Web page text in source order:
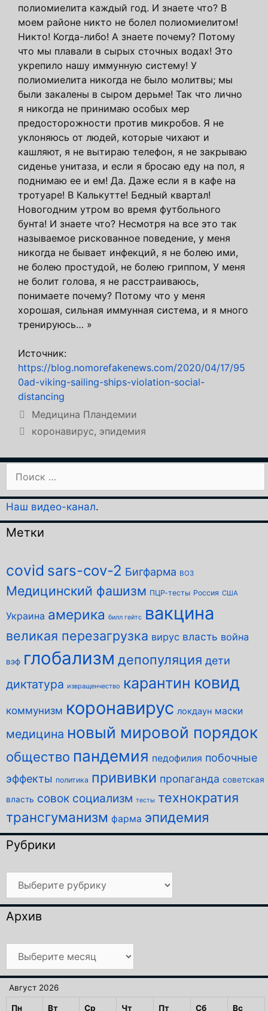
полиомиелита каждый год. И знаете что? В
моем районе никто не болел полиомиелитом!
Никто! Когда-либо! А знаете почему? Потому
что мы плавали в сырых сточных водах! Это
укрепило нашу иммунную систему! У
полиомиелита никогда не было молитвы; мы
были закалены в сыром дерьме! Так что лично
я никогда не принимаю особых мер
предосторожности против микробов. Я не
уклоняюсь от людей, которые чихают и
кашляют, я не вытираю телефон, я не закрываю
сиденье унитаза, и если я бросаю еду на пол, я
поднимаю ее и ем! Да. Даже если я в кафе на
тротуаре! В Калькутте! Бедный квартал!
Новогодним утром во время футбольного
бунта! И знаете что? Несмотря на все это так
называемое рискованное поведение, у меня
никогда не бывает инфекций, я не болею ими,
не болею простудой, не болею гриппом, У меня
не болит голова, я не расстраиваюсь,
понимаете почему? Потому что у меня
хорошая, сильная иммунная система, и я много
тренируюсь… »
Источник:
https://blog.nomorefakenews.com/2020/04/17/95
0ad-viking-sailing-ships-violation-social-
distancing
Рубрики
Медицина Пландемии
Метки
коронавирус, эпидемия
Наш видео-канал.
Метки
covid sars-cov-2 Бигфарма ВОЗ
Медицинский фашизм ПЦР-тесты Россия США
Украина америка билл гейтс вакцина
великая перезагрузка вирус власть война
вэф глобализм депопуляция дети
диктатура извращенчество карантин ковид
коммунизм коронавирус локдаун маски
медицина новый мировой порядок
общество пандемия педофилия побочные
эффекты политика прививки пропаганда советская
власть совок социализм тесты технократия
трансгуманизм фарма эпидемия
Рубрики
Рубрики
Архив
Архив
Август 2026
Пн Вт Ср Чт Пт Сб Вс